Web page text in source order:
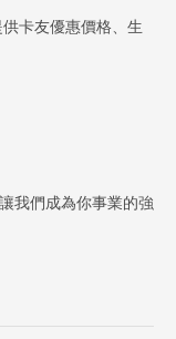
卡友優惠價格、生
我們成為你事業的強